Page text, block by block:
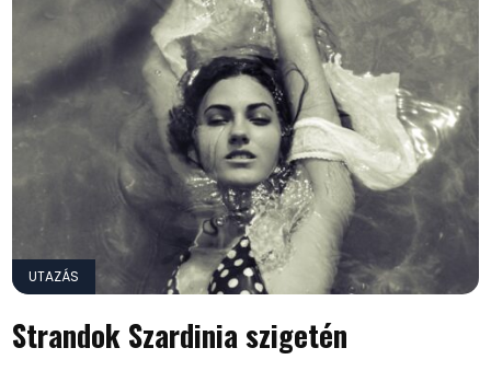
UTAZÁS
Strandok Szardinia szigetén